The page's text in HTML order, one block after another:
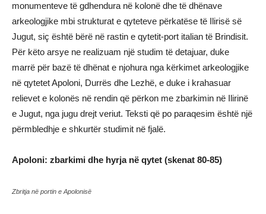
monumenteve të gdhendura në kolonë dhe të dhënave
arkeologjike mbi strukturat e qyteteve përkatëse të Ilirisë së
Jugut, siç është bërë në rastin e qytetit-port italian të Brindisit.
Për këto arsye ne realizuam një studim të detajuar, duke
marrë për bazë të dhënat e njohura nga kërkimet arkeologjike
në qytetet Apoloni, Durrës dhe Lezhë, e duke i krahasuar
relievet e kolonës në rendin që përkon me zbarkimin në Ilirinë
e Jugut, nga jugu drejt veriut. Teksti që po paraqesim është një
përmbledhje e shkurtër studimit në fjalë.
Apoloni: zbarkimi dhe hyrja në qytet (skenat 80-85)
Zbritja në portin e Apolonisë